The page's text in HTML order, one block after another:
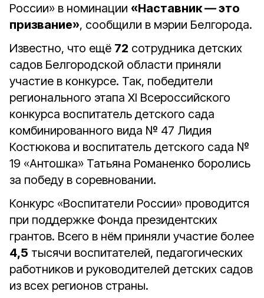
России» в номинации «Наставник — это
призвание», сообщили в мэрии Белгорода.
Известно, что ещё 72 сотрудника детских
садов Белгородской области приняли
участие в конкурсе. Так, победители
регионального этапа XI Всероссийского
конкурса воспитатель детского сада
комбинированного вида № 47 Лидия
Костюкова и воспитатель детского сада №
19 «Антошка» Татьяна Романенко боролись
за победу в соревновании.
Конкурс «Воспитатели России» проводится
при поддержке Фонда президентских
грантов. Всего в нём приняли участие более
4,5 тысячи воспитателей, педагогических
работников и руководителей детских садов
из всех регионов страны.